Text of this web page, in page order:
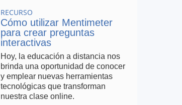
RECURSO
Cómo utilizar Mentimeter
para crear preguntas
interactivas
Hoy, la educación a distancia nos
brinda una oportunidad de conocer
y emplear nuevas herramientas
tecnológicas que transforman
nuestra clase online.